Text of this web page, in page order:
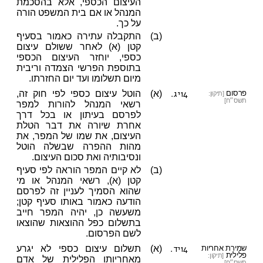
המנהל או אם בית המשפט הורה
על כך.
(ב)
התקבלה עתירה כאמור בסעיף
קטן (א) לאחר ששולם עיצום
כספי, יוחזר העיצום הכספי
בתוספת הפרשי הצמדה וריבית
מיום תשלומו ועד יום החזרתו.
14יג. פרסום[תיקון:
תשס״ח]
(א)
הוטל עיצום כספי לפי חוק זה,
רשאי המנהל להורות למפר
לפרסם בעיתון או בכל דרך
אחרת שיורה את דבר הטלת
העיצום, את שמו של המפר, את
מהות ההפרה שבשלה הוטל
ונסיבותיה ואת סכום העיצום.
(ב)
לא קיים המפר הוראה לפי סעיף
קטן (א), רשאי המנהל או מי
שהוא הסמיך לעניין זה לפרסם
הודעה כאמור באותו סעיף קטן;
משעשה כן, יהיה המפר חייב
בתשלום כפל ההוצאות שהוצאו
לשם הפרסום.
14יד.
שמירת אחריות
פלילית[תיקון:
(א)
תשלום עיצום כספי לא יגרע
מאחריותו הפלילית של אדם